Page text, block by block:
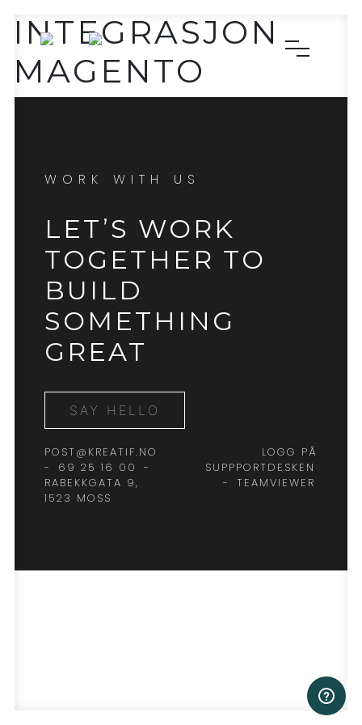
INTEGRASJON
MAGENTO
WORK WITH US
LET’S WORK
TOGETHER TO
BUILD
SOMETHING
GREAT
SAY HELLO
POST@KREATIF.NO
-
69 25 16 00
-
RABEKKGATA 9,
1523 MOSS
LOGG PÅ
SUPPPORTDESKEN
-
TEAMVIEWER